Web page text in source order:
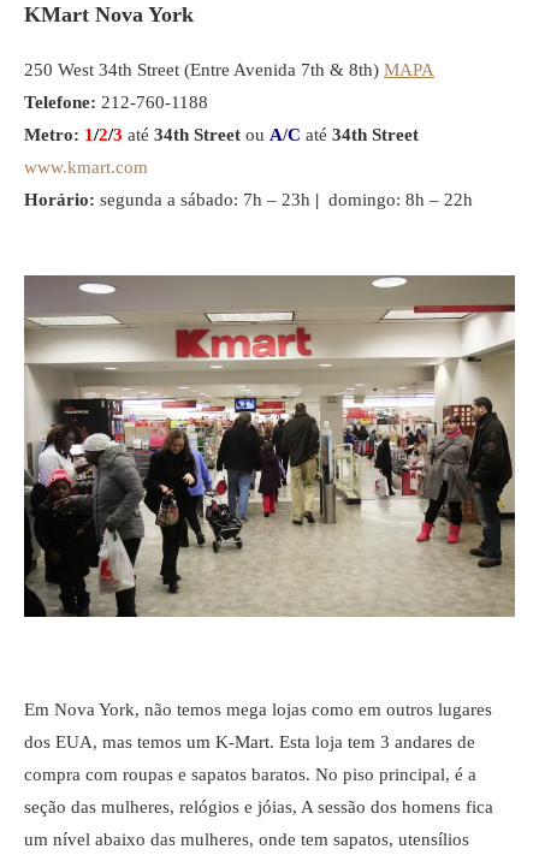
KMart Nova York
250 West 34th Street (Entre Avenida 7th & 8th) MAPA
Telefone: 212-760-1188
Metro: 1/2/3 até 34th Street ou A/C até 34th Street
www.kmart.com
Horário: segunda a sábado: 7h – 23h | domingo: 8h – 22h
Em Nova York, não temos mega lojas como em outros lugares
dos EUA, mas temos um K-Mart. Esta loja tem 3 andares de
compra com roupas e sapatos baratos. No piso principal, é a
seção das mulheres, relógios e jóias, A sessão dos homens fica
um nível abaixo das mulheres, onde tem sapatos, utensílios